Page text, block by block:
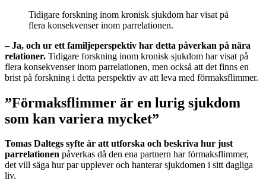
Tidigare forskning inom kronisk sjukdom har visat på
flera konsekvenser inom parrelationen.
– Ja, och ur ett familjeperspektiv har detta påverkan på nära
relationer. Tidigare forskning inom kronisk sjukdom har visat på
flera konsekvenser inom parrelationen, men också att det finns en
brist på forskning i detta perspektiv av att leva med förmaksflimmer.
”Förmaksflimmer är en lurig sjukdom
som kan variera mycket”
Tomas Daltegs syfte är att utforska och beskriva hur just
parrelationen påverkas då den ena partnern har förmaksflimmer,
det vill säga hur par upplever och hanterar sjukdomen i sitt dagliga
liv.